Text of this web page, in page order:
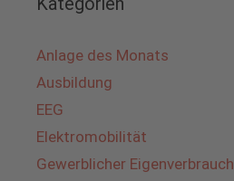
Anlage des Monats
Ausbildung
EEG
Elektromobilität
Gewerblicher Eigenverbrauch